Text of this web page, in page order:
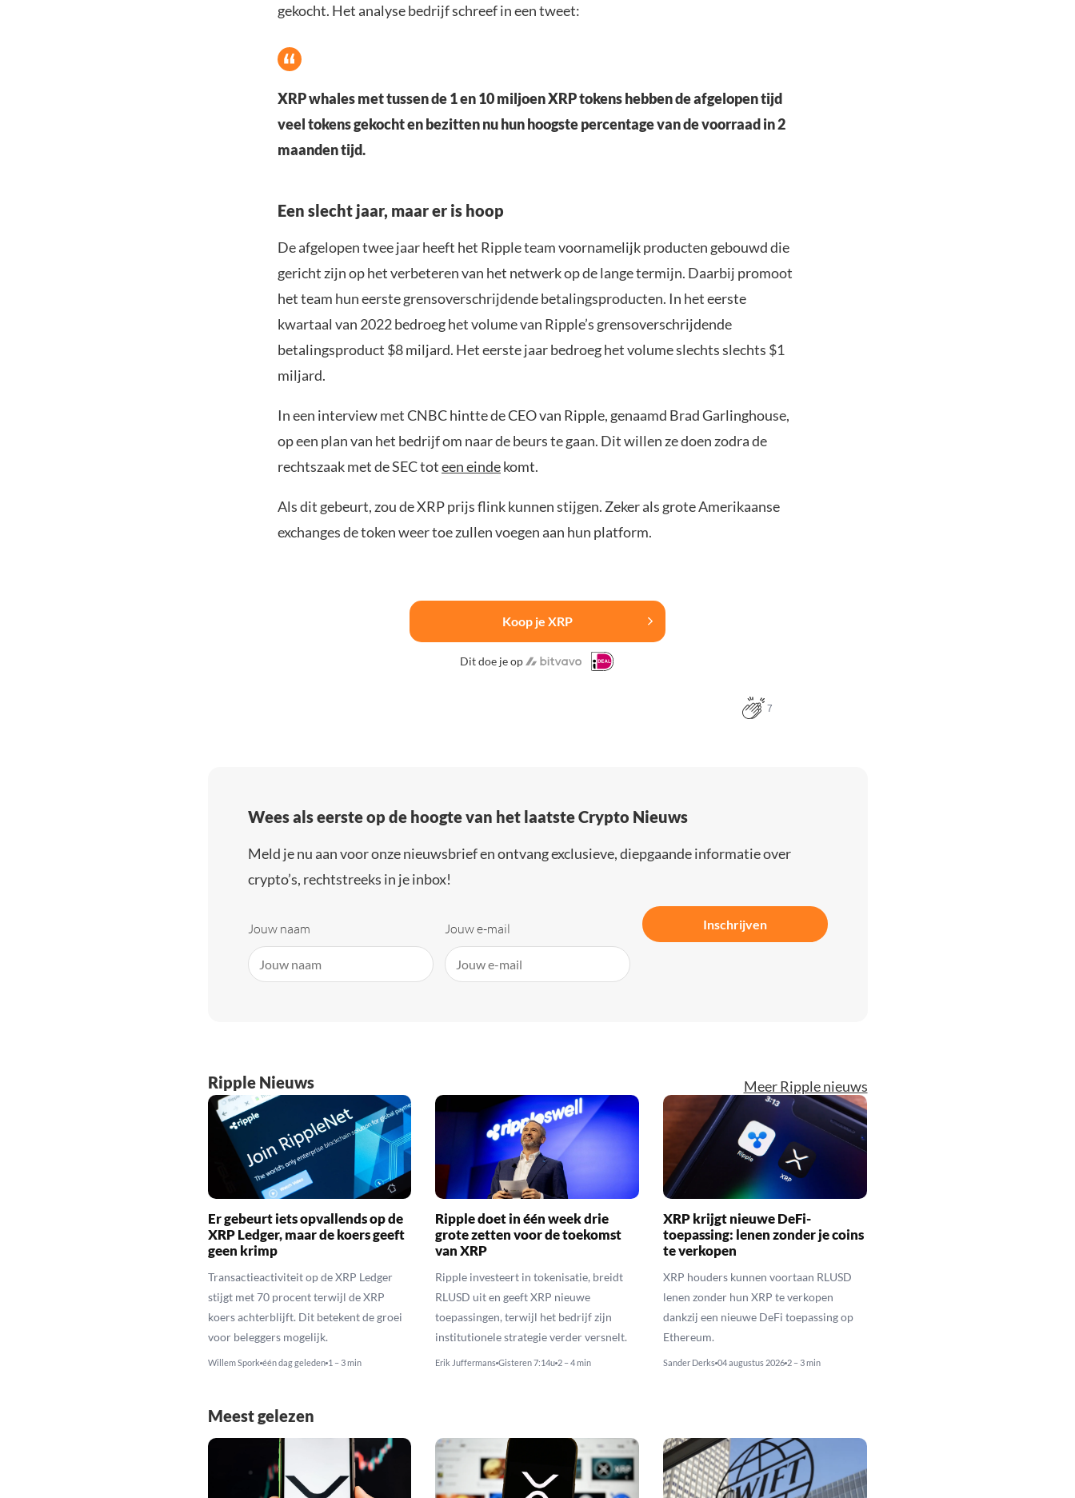
gekocht. Het analyse bedrijf schreef in een tweet:
XRP whales met tussen de 1 en 10 miljoen XRP tokens hebben de afgelopen tijd
veel tokens gekocht en bezitten nu hun hoogste percentage van de voorraad in 2
maanden tijd.
Een slecht jaar, maar er is hoop
De afgelopen twee jaar heeft het Ripple team voornamelijk producten gebouwd die
gericht zijn op het verbeteren van het netwerk op de lange termijn. Daarbij promoot
het team hun eerste grensoverschrijdende betalingsproducten. In het eerste
kwartaal van 2022 bedroeg het volume van Ripple’s grensoverschrijdende
betalingsproduct $8 miljard. Het eerste jaar bedroeg het volume slechts slechts $1
miljard.
In een interview met CNBC hintte de CEO van Ripple, genaamd Brad Garlinghouse,
op een plan van het bedrijf om naar de beurs te gaan. Dit willen ze doen zodra de
rechtszaak met de SEC toteen eindekomt.
Als dit gebeurt, zou de XRP prijs flink kunnen stijgen. Zeker als grote Amerikaanse
exchanges de token weer toe zullen voegen aan hun platform.
Koop je XRP
Dit doe je op
7
Wees als eerste op de hoogte van het laatste Crypto Nieuws
Meld je nu aan voor onze nieuwsbrief en ontvang exclusieve, diepgaande informatie over
crypto’s, rechtstreeks in je inbox!
Jouw naam Jouw e-mail Inschrijven
Ripple Nieuws Meer Ripple nieuws
Er gebeurt iets opvallends op de
XRP Ledger, maar de koers geeft
geen krimp
Transactieactiviteit op de XRP Ledger
stijgt met 70 procent terwijl de XRP
koers achterblijft. Dit betekent de groei
voor beleggers mogelijk.
Willem Spork één dag geleden 1 – 3 min
Ripple doet in één week drie
grote zetten voor de toekomst
van XRP
Ripple investeert in tokenisatie, breidt
RLUSD uit en geeft XRP nieuwe
toepassingen, terwijl het bedrijf zijn
institutionele strategie verder versnelt.
Erik Juffermans Gisteren 7:14u 2 – 4 min
XRP krijgt nieuwe DeFi-
toepassing: lenen zonder je coins
te verkopen
XRP houders kunnen voortaan RLUSD
lenen zonder hun XRP te verkopen
dankzij een nieuwe DeFi toepassing op
Ethereum.
Sander Derks 04 augustus 2026 2 – 3 min
Meest gelezen